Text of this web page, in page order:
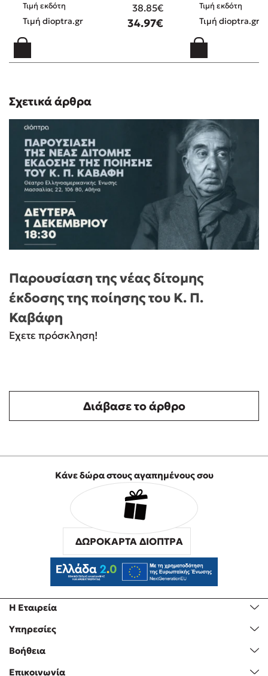
Τιμή εκδότη 38.85€
Τιμή dioptra.gr 34.97€
Τιμή εκδότη
Τιμή dioptra.gr
Σχετικά άρθρα
Παρουσίαση της νέας δίτομης
έκδοσης της ποίησης του Κ. Π.
Καβάφη
Έχετε πρόσκληση!
Διάβασε το άρθρο
Η Εταιρεία
Υπηρεσίες
Βοήθεια
Επικοινωνία
Κάνε δώρα στους αγαπημένους σου
ΔΩΡΟΚΑΡΤΑ ΔΙΟΠΤΡΑ